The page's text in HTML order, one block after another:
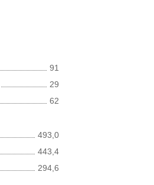
91
29
62
493,0
443,4
294,6